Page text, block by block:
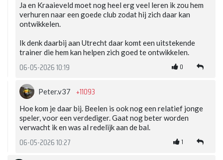
Ja en Kraaieveld moet nog heel erg veel leren ik zou hem
verhuren naar een goede club zodat hij zich daar kan
ontwikkelen.
Ik denk daarbij aan Utrecht daar komt een uitstekende
trainer die hem kan helpen zich goed te ontwikkelen.
06-05-2026 10:19 0
Peter.v37 +11093
Hoe kom je daar bij. Beelen is ook nog een relatief jonge
speler, voor een verdediger. Gaat nog beter worden
verwacht ik en was al redelijk aan de bal.
06-05-2026 10:27 1